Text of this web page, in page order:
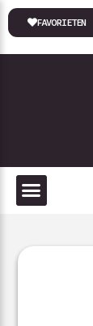
FAVORIETEN